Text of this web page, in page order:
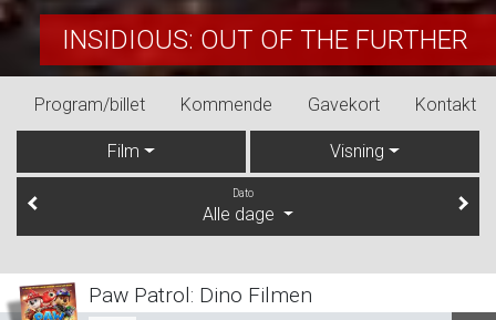
INSIDIOUS: OUT OF THE FURTHER
Program/billet Kommende Gavekort Kontakt
Film Visning
Dato
Alle dage
Paw Patrol: Dino Filmen